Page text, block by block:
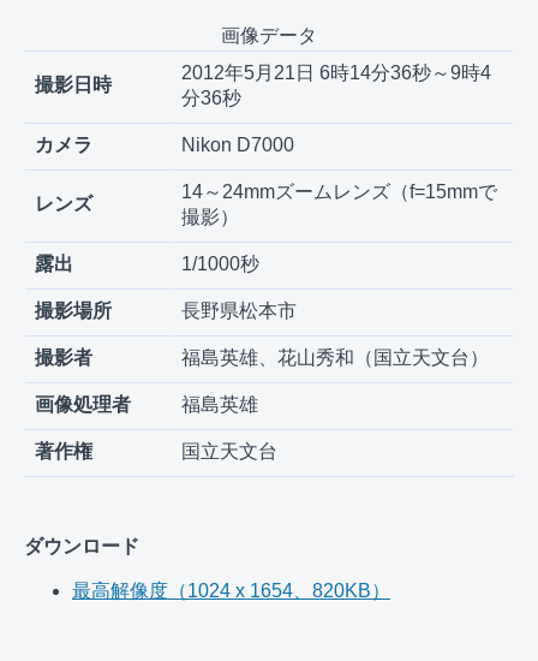
撮影日時
2012年5月21日 6時14分36秒～9時4
分36秒
カメラ Nikon D7000
レンズ
14～24mmズームレンズ（f=15mmで
撮影）
露出 1/1000秒
撮影場所 長野県松本市
撮影者 福島英雄、花山秀和（国立天文台）
画像処理者 福島英雄
著作権 国立天文台
画像データ
ダウンロード
最高解像度（1024 x 1654、820KB）